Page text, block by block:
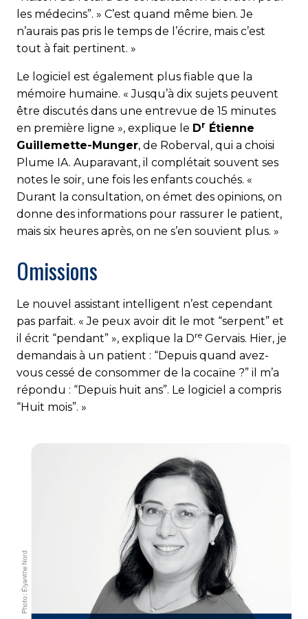
les médecins”. » C’est quand même bien. Je
n’aurais pas pris le temps de l’écrire, mais c’est
tout à fait pertinent. »
Le logiciel est également plus fiable que la
mémoire humaine. « Jusqu’à dix sujets peuvent
être discutés dans une entrevue de 15 minutes
en première ligne », explique le Dr Étienne
Guillemette-Munger, de Roberval, qui a choisi
Plume IA. Auparavant, il complétait souvent ses
notes le soir, une fois les enfants couchés. «
Durant la consultation, on émet des opinions, on
donne des informations pour rassurer le patient,
mais six heures après, on ne s’en souvient plus. »
Omissions
Le nouvel assistant intelligent n’est cependant
pas parfait. « Je peux avoir dit le mot “serpent” et
il écrit “pendant” », explique la Dre Gervais. Hier, je
demandais à un patient : “Depuis quand avez-
vous cessé de consommer de la cocaïne ?” il m’a
répondu : “Depuis huit ans”. Le logiciel a compris
“Huit mois”. »